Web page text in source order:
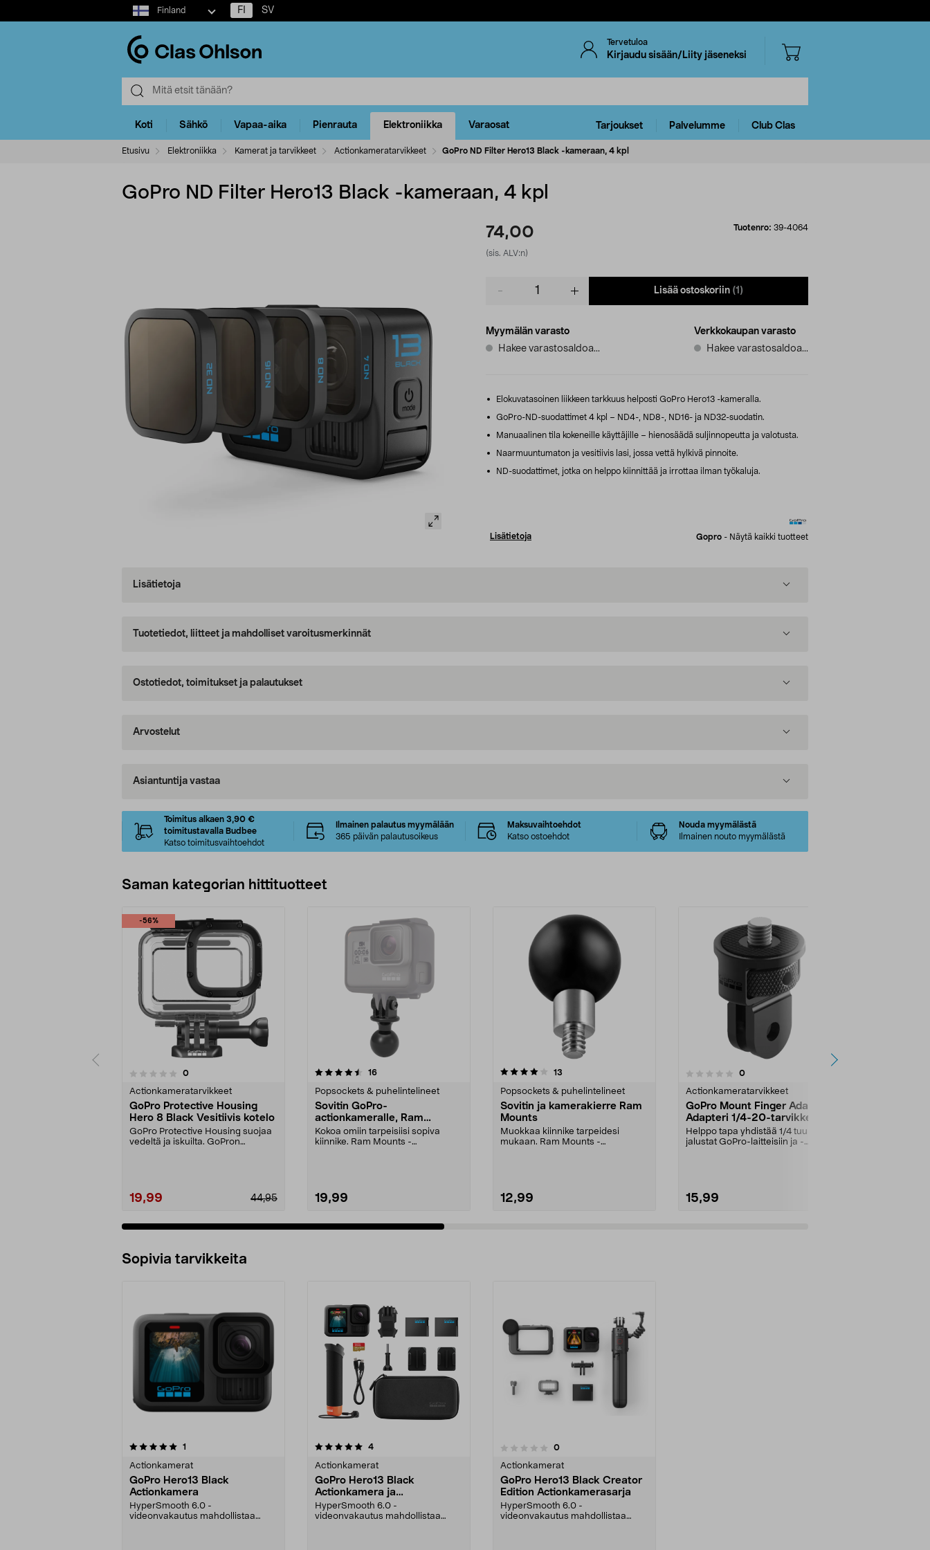
Select
market
Finland FI SV
Tervetuloa
Kirjaudu sisään/Liity jäseneksi
Koti Sähkö Vapaa-aika Pienrauta Elektroniikka Varaosat Tarjoukset Palvelumme Club Clas
Etusivu Elektroniikka Kamerat ja tarvikkeet Actionkameratarvikkeet GoPro ND Filter Hero13 Black -kameraan, 4 kpl
GoPro ND Filter Hero13 Black -kameraan, 4 kpl
74,00
(sis. ALV:n)
Tuotenro: 39-4064
Lisää ostoskoriin (1)
Myymälän varasto
Hakee varastosaldoa...
Verkkokaupan varasto
Hakee varastosaldoa...
Elokuvatasoinen liikkeen tarkkuus helposti GoPro Hero13 -kameralla.
GoPro-ND-suodattimet 4 kpl – ND4-, ND8-, ND16- ja ND32-suodatin.
Manuaalinen tila kokeneille käyttäjille – hienosäädä suljinnopeutta ja valotusta.
Naarmuuntumaton ja vesitiivis lasi, jossa vettä hylkivä pinnoite.
ND-suodattimet, jotka on helppo kiinnittää ja irrottaa ilman työkaluja.
Lisätietoja Gopro - Näytä kaikki tuotteet
Lisätietoja
Tuotetiedot, liitteet ja mahdolliset varoitusmerkinnät
Ostotiedot, toimitukset ja palautukset
Arvostelut
Asiantuntija vastaa
Toimitus alkaen 3,90 €
toimitustavalla Budbee
Katso toimitusvaihtoehdot
Ilmainen palautus myymälään
365 päivän palautusoikeus
Maksuvaihtoehdot
Katso ostoehdot
Nouda myymälästä
Ilmainen nouto myymälästä
Saman kategorian hittituotteet
-56%
0arvostelut
Actionkameratarvikkeet
GoPro Protective Housing
Hero 8 Black Vesitiivis kotelo
GoPro Protective Housing suojaa
vedeltä ja iskuilta. GoPron
19,99 44,95
4.5 viidestä
16arvostelut
Popsockets & puhelintelineet
Sovitin GoPro-
actionkameralle, Ram
Mounts
Kokoa omiin tarpeisiisi sopiva
kiinnike. Ram Mounts -
19,99
4.0 viidestä
13
Popsockets & puhelintelineet
Sovitin ja kamerakierre Ram
Mounts
Muokkaa kiinnike tarpeidesi
mukaan. Ram Mounts -
12,99
0.0 viidestä
0arvostelut
Actionkameratarvikkeet
GoPro Mount Finger Adapter
Adapteri 1/4-20-tarvikkeille
Helppo tapa yhdistää 1/4 tuuman
jalustat GoPro-laitteisiin ja -
15,99
5.0 viidestä
Sopivia tarvikkeita
1
Actionkamerat
GoPro Hero13 Black
Actionkamera
HyperSmooth 6.0 -
videonvakautus mahdollistaa
5.0viidestä
4arvostelut
Actionkamerat
GoPro Hero13 Black
Actionkamera ja
tarvikepaketti
HyperSmooth 6.0 -
videonvakautus mahdollistaa
0.0 viidestä
0arvostelut
Actionkamerat
GoPro Hero13 Black Creator
Edition Actionkamerasarja
HyperSmooth 6.0 -
videonvakautus mahdollistaa